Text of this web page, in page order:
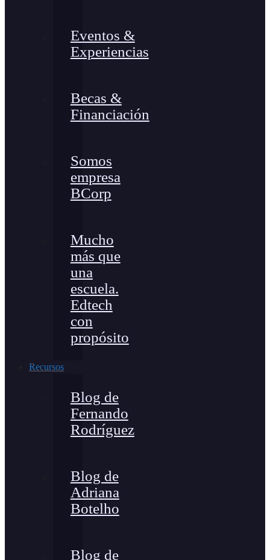
Eventos &
Experiencias
Becas &
Financiación
Somos
empresa
BCorp
Mucho
más que
una
escuela.
Edtech
con
propósito
Recursos
Blog de
Fernando
Rodríguez
Blog de
Adriana
Botelho
Blog de